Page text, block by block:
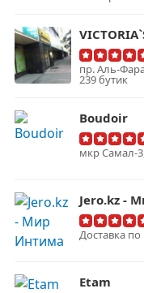
пр. Аль-
239 бутик
Boudoir
мкр Самал-
Jero.kz -
Доставка
Etam